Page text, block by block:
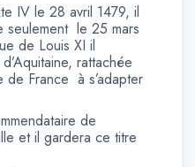
IV le 28 avril 1479, il
seulement le 25 mars
de Louis XI il
rattachée
France à s’adapter
de
et il gardera ce titre